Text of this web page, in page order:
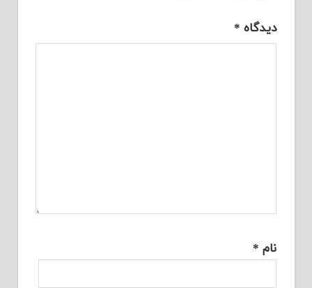
دیدگاه *
نام *